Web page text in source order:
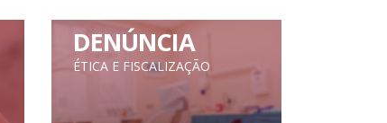
DENÚNCIA
ÉTICA E FISCALIZAÇÃO